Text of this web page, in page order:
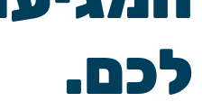
לכם.